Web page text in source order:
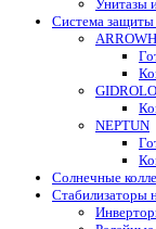
Унитазы
Система защиты
NEPTUN
Солнечные
Стабилизаторы